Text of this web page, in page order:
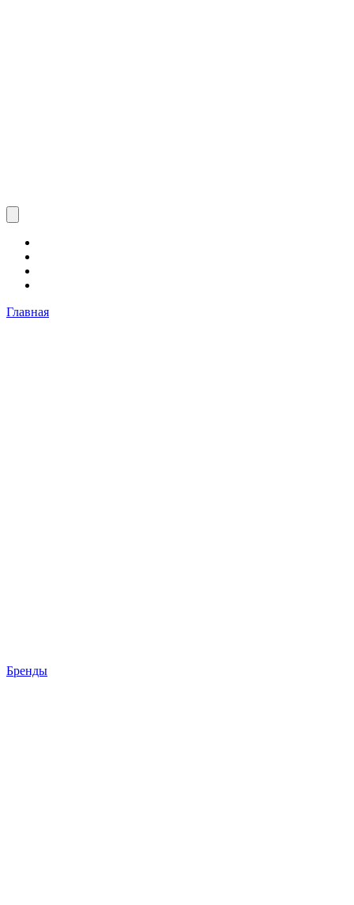
Главная
Бренды